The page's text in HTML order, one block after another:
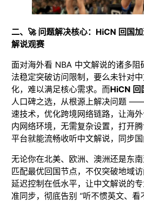
二、🚀 问题解决核心：HiCN 回国
解说观赛​
面对海外看 NBA 中文解说的诸多阻
法稳定突破访问限制，要么未针对
化，难以满足核心需求。而HiCN 回
人口碑之选，从根源上解决问题
速技术，优化跨境网络链路，让海
内网络环境，无需复杂设置，打开
平台就能流畅收听中文解说，同步国
无论你在北美、欧洲、澳洲还是东
匹配最优回国节点，不仅突破地域
延迟控制在低水平，让中文解说的
准同步，彻底告别 “听不惯英文、看